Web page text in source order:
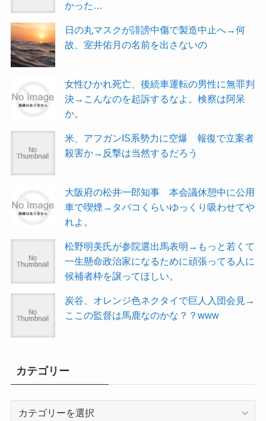
かった…
日の丸マスクが誹謗中傷で製造中止へ→何
故、室井佑月の名前を出さないの
女性ひかれ死亡、後続車運転の男性に無罪判
決→こんなのを起訴するなよ。検察は阿呆
か。
米、アフガンIS系勢力に空爆 報復で立案者
殺害か→反撃は当然するだろう
大阪府の松井一郎知事 本会議休憩中に公用
車で喫煙→タバコくらいゆっくり吸わせてや
れよ。
松野明美氏が参院選出馬表明→もっと若くて
一生懸命政治家になるために頑張ってる人に
候補者枠を譲ってほしい。
炭谷、オレンジ色ネクタイで巨人入団会見→
ここの監督は馬鹿なのかな？？www
カテゴリー